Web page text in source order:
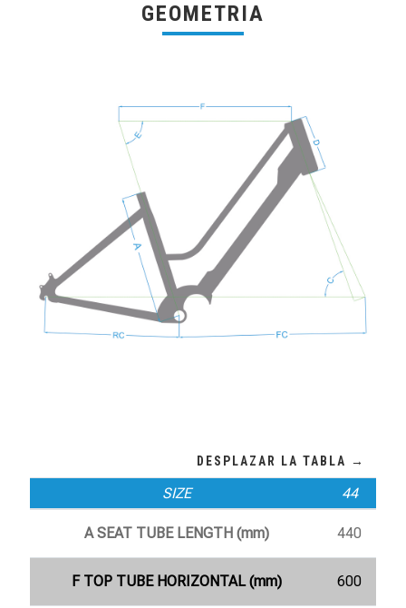
GEOMETRIA
SIZE 44
A SEAT TUBE LENGTH (mm) 440
F TOP TUBE HORIZONTAL (mm) 600